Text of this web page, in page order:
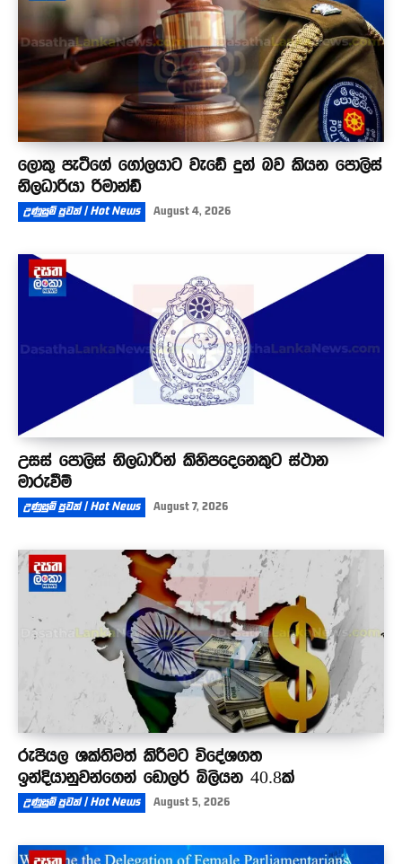
ලොකු පැටීගේ ගෝලයාට වැඩේ දුන් බව කියන පොලිස්
නිලධාරියා රිමාන්ඩ්
උණුසුම් පුවත් | Hot News August 4, 2026
උසස් පොලිස් නිලධාරීන් කිහිපදෙනෙකුට ස්ථාන
මාරුවීම්
උණුසුම් පුවත් | Hot News August 7, 2026
රුපියල ශක්තිමත් කිරීමට විදේශගත
ඉන්දියානුවන්ගෙන් ඩොලර් බිලියන 40.8ක්
උණුසුම් පුවත් | Hot News August 5, 2026